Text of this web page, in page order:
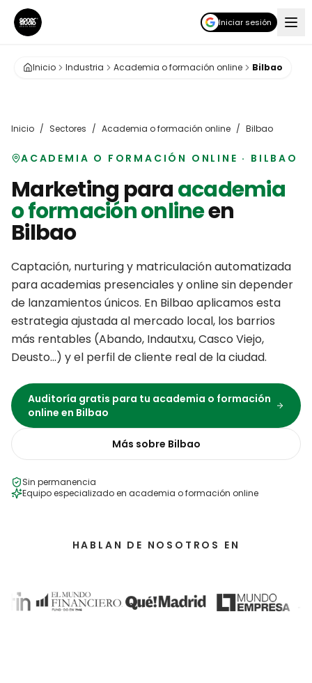
Iniciar sesión
Inicio Industria Academia o formación online Bilbao
Inicio / Sectores / Academia o formación online / Bilbao
ACADEMIA O FORMACIÓN ONLINE · BILBAO
Marketing paraacademia
o formación onlineen
Bilbao
Captación, nurturing y matriculación automatizada
para academias presenciales y online sin depender
de lanzamientos únicos. En Bilbao aplicamos esta
estrategia ajustada al mercado local, los barrios
más rentables (Abando, Indautxu, Casco Viejo,
Deusto…) y el perfil de cliente real de la ciudad.
Auditoría gratis para tu academia o formación
online en Bilbao
Más sobre Bilbao
Sin permanencia
Equipo especializado en academia o formación online
HABLAN DE NOSOTROS EN